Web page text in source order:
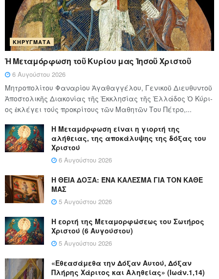
ΚΗΡΎΓΜΑΤΑ
Ἡ Μεταμόρφωση τοῦ Κυρίου μας Ἰησοῦ Χριστοῦ
6 Αυγούστου 2026
Μητροπολίτου Φαναρίου Ἀγαθαγγέλου, Γενικοῦ Διευθυντοῦ
Ἀποστολικῆς Διακονίας τῆς Ἐκκλησίας τῆς Ἑλλάδος Ὁ Κύ­ρι­
ος ἐκλέγει τούς προ­κρί­τους τῶν Μα­θη­τῶν Του Πέ­τρο,...
Η Μεταμόρφωση είναι η γιορτή της
αλήθειας, της αποκάλυψης της δόξας του
Χριστού
6 Αυγούστου 2026
Η ΘΕΙΑ ΔΟΞΑ: ΈΝΑ ΚΑΛΕΣΜΑ ΓΙΑ ΤΟΝ ΚΑΘΕ
ΜΑΣ
5 Αυγούστου 2026
Η εορτή της Μεταμορφώσεως του Σωτήρος
Χριστού (6 Αυγούστου)
5 Αυγούστου 2026
«Εθεασάμεθα την Δόξαν Αυτού, Δόξαν
Πλήρης Χάριτος και Αληθείας» (Ιωάν.1,14)